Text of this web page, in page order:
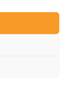
geavanceerde AI
wordt niet
wordt de